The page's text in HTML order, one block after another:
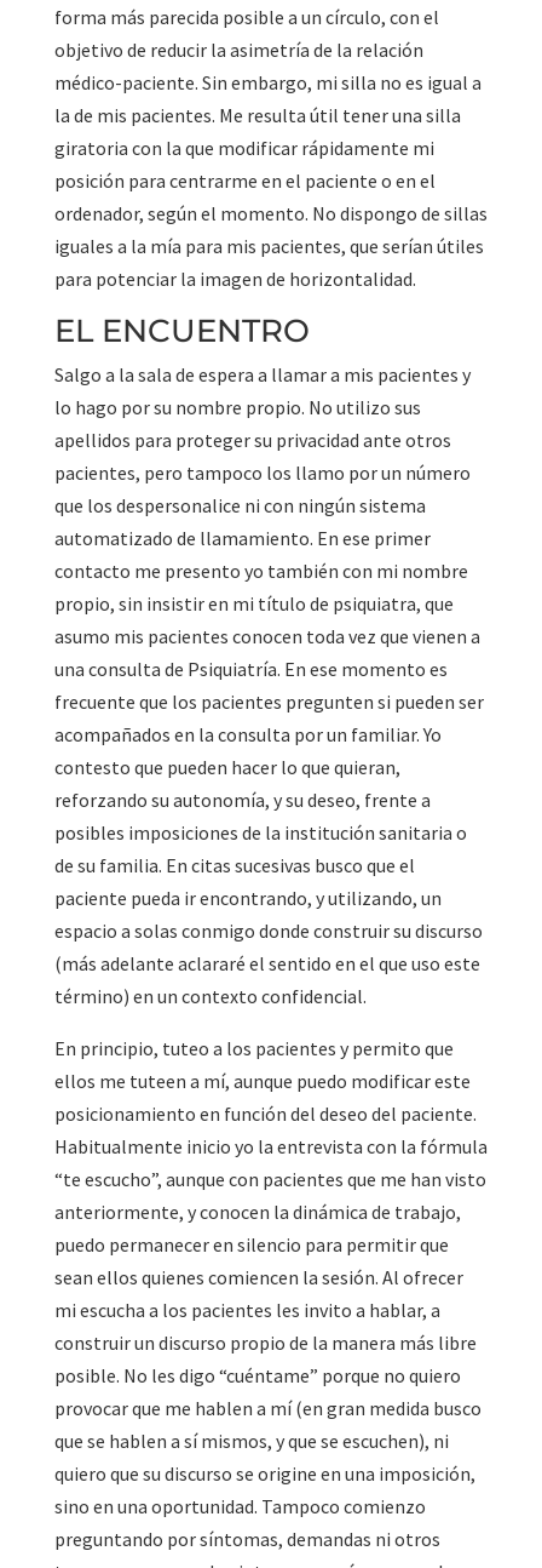
forma más parecida posible a un círculo, con el
objetivo de reducir la asimetría de la relación
médico-paciente. Sin embargo, mi silla no es igual a
la de mis pacientes. Me resulta útil tener una silla
giratoria con la que modificar rápidamente mi
posición para centrarme en el paciente o en el
ordenador, según el momento. No dispongo de sillas
iguales a la mía para mis pacientes, que serían útiles
para potenciar la imagen de horizontalidad.
EL ENCUENTRO
Salgo a la sala de espera a llamar a mis pacientes y
lo hago por su nombre propio. No utilizo sus
apellidos para proteger su privacidad ante otros
pacientes, pero tampoco los llamo por un número
que los despersonalice ni con ningún sistema
automatizado de llamamiento. En ese primer
contacto me presento yo también con mi nombre
propio, sin insistir en mi título de psiquiatra, que
asumo mis pacientes conocen toda vez que vienen a
una consulta de Psiquiatría. En ese momento es
frecuente que los pacientes pregunten si pueden ser
acompañados en la consulta por un familiar. Yo
contesto que pueden hacer lo que quieran,
reforzando su autonomía, y su deseo, frente a
posibles imposiciones de la institución sanitaria o
de su familia. En citas sucesivas busco que el
paciente pueda ir encontrando, y utilizando, un
espacio a solas conmigo donde construir su discurso
(más adelante aclararé el sentido en el que uso este
término) en un contexto confidencial.
En principio, tuteo a los pacientes y permito que
ellos me tuteen a mí, aunque puedo modificar este
posicionamiento en función del deseo del paciente.
Habitualmente inicio yo la entrevista con la fórmula
“te escucho”, aunque con pacientes que me han visto
anteriormente, y conocen la dinámica de trabajo,
puedo permanecer en silencio para permitir que
sean ellos quienes comiencen la sesión. Al ofrecer
mi escucha a los pacientes les invito a hablar, a
construir un discurso propio de la manera más libre
posible. No les digo “cuéntame” porque no quiero
provocar que me hablen a mí (en gran medida busco
que se hablen a sí mismos, y que se escuchen), ni
quiero que su discurso se origine en una imposición,
sino en una oportunidad. Tampoco comienzo
preguntando por síntomas, demandas ni otros